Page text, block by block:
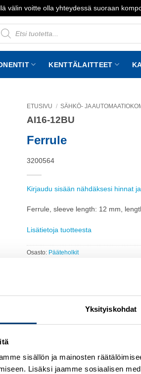
Yksityiskohdat
sisällön ja mainosten
Lisäksi jaamme sosiaalisen
välin voitte olla yhteydessä suoraan
KENTTÄLAITTEET
ETUSIVU / SÄHKÖ- JA
AI16-12BU
Ferrule
3200564
Kirjaudu sisään nähdäksesi hinnat
Ferrule, sleeve length: 12 mm,
Lisätietoja tuotteesta
Osasto: Pääteholkit
Add to
wishlist